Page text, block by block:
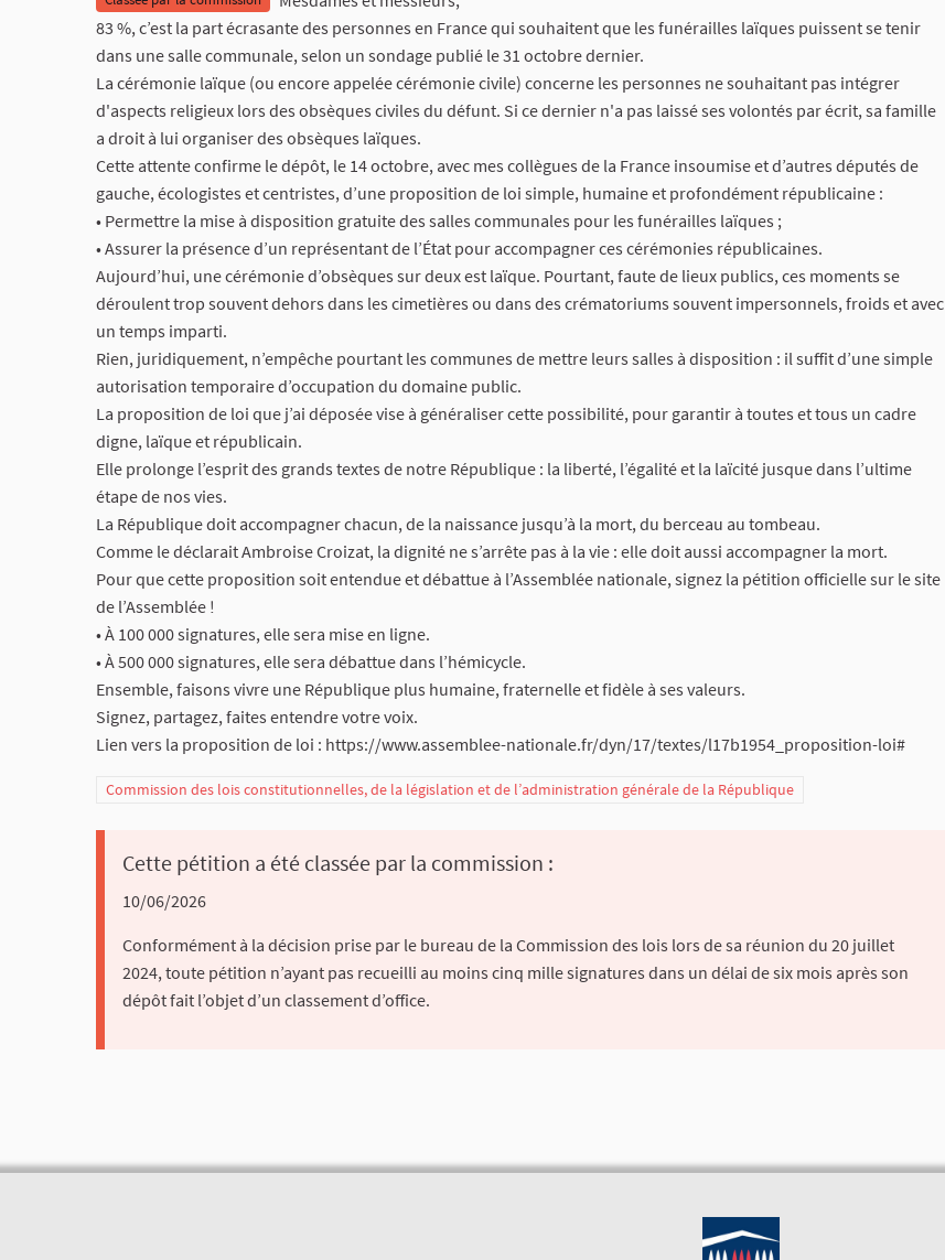
83 %, c’est la part écrasante des personnes en France qui souhaitent que les funérailles laïques puissent se tenir
dans une salle communale, selon un sondage publié le 31 octobre dernier.
La cérémonie laïque (ou encore appelée cérémonie civile) concerne les personnes ne souhaitant pas intégrer
d'aspects religieux lors des obsèques civiles du défunt. Si ce dernier n'a pas laissé ses volontés par écrit, sa famille
a droit à lui organiser des obsèques laïques.
Cette attente confirme le dépôt, le 14 octobre, avec mes collègues de la France insoumise et d’autres députés de
gauche, écologistes et centristes, d’une proposition de loi simple, humaine et profondément républicaine :
• Permettre la mise à disposition gratuite des salles communales pour les funérailles laïques ;
• Assurer la présence d’un représentant de l’État pour accompagner ces cérémonies républicaines.
Aujourd’hui, une cérémonie d’obsèques sur deux est laïque. Pourtant, faute de lieux publics, ces moments se
déroulent trop souvent dehors dans les cimetières ou dans des crématoriums souvent impersonnels, froids et avec
un temps imparti.
Rien, juridiquement, n’empêche pourtant les communes de mettre leurs salles à disposition : il suffit d’une simple
autorisation temporaire d’occupation du domaine public.
La proposition de loi que j’ai déposée vise à généraliser cette possibilité, pour garantir à toutes et tous un cadre
digne, laïque et républicain.
Elle prolonge l’esprit des grands textes de notre République : la liberté, l’égalité et la laïcité jusque dans l’ultime
étape de nos vies.
La République doit accompagner chacun, de la naissance jusqu’à la mort, du berceau au tombeau.
Comme le déclarait Ambroise Croizat, la dignité ne s’arrête pas à la vie : elle doit aussi accompagner la mort.
Pour que cette proposition soit entendue et débattue à l’Assemblée nationale, signez la pétition officielle sur le site
de l’Assemblée !
• À 100 000 signatures, elle sera mise en ligne.
• À 500 000 signatures, elle sera débattue dans l’hémicycle.
Ensemble, faisons vivre une République plus humaine, fraternelle et fidèle à ses valeurs.
Signez, partagez, faites entendre votre voix.
Lien vers la proposition de loi : https://www.assemblee-nationale.fr/dyn/17/textes/l17b1954_proposition-loi#
Commission des lois constitutionnelles, de la législation et de l’administration générale de la République
Cette pétition a été classée par la commission :
10/06/2026
Conformément à la décision prise par le bureau de la Commission des lois lors de sa réunion du 20 juillet
2024, toute pétition n’ayant pas recueilli au moins cinq mille signatures dans un délai de six mois après son
dépôt fait l’objet d’un classement d’office.